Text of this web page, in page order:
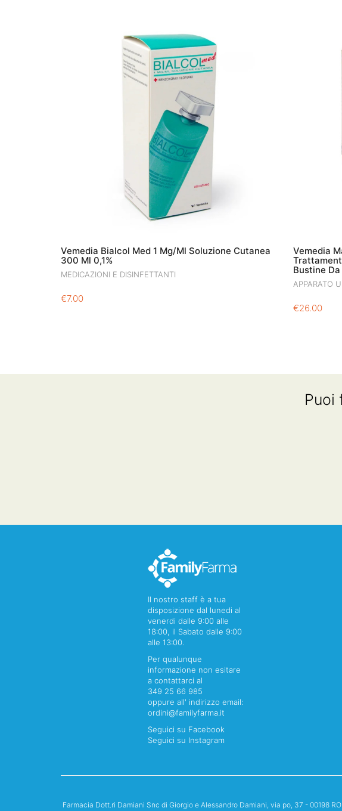
Vemedia Bialcol Med 1 Mg/Ml Soluzione Cutanea
300 Ml 0,1%
MEDICAZIONI E DISINFETTANTI
€7.00
Vemedia
Bustine Da
APPARATO
€26.00
Puoi
Il nostro staff è a tua
disposizione dal lunedi al
venerdi dalle 9:00 alle
18:00, il Sabato dalle 9:00
alle 13:00.
Per qualunque
informazione non esitare
a contattarci al
349 25 66 985
oppure all' indirizzo email:
ordini@familyfarma.it
Seguici su Facebook
Seguici su Instagram
Farmacia Dott.ri Damiani Snc di Giorgio e Alessandro Damiani, via po, 37 - 00198